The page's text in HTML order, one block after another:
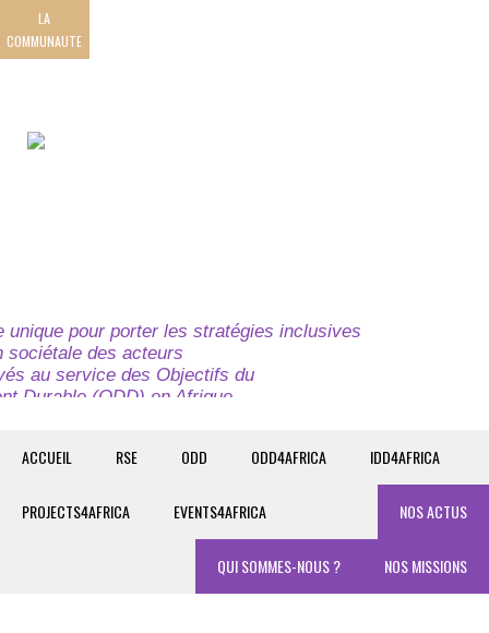
LA
COMMUNAUTE
unique pour porter les stratégies inclusives
sociétale des acteurs
au service des Objectifs du
Durable (ODD) en Afrique.
ACCUEIL RSE ODD ODD4AFRICA IDD4AFRICA
PROJECTS4AFRICA EVENTS4AFRICA NOS ACTUS
NOS MISSIONS
QUI SOMMES-NOUS ?